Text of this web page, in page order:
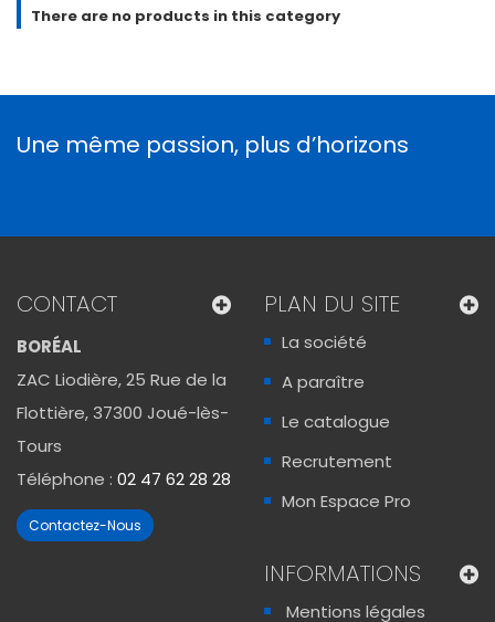
There are no products in this category
Une même passion, plus d’horizons
CONTACT
BORÉAL
ZAC Liodière, 25 Rue de la
Flottière, 37300 Joué-lès-
Tours
Téléphone : 02 47 62 28 28
Contactez-Nous
PLAN DU SITE
La société
A paraître
Le catalogue
Recrutement
Mon Espace Pro
INFORMATIONS
Mentions légales